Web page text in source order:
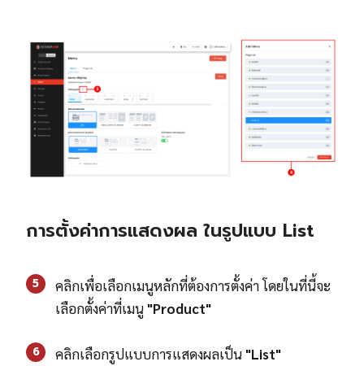
การตั้งค่าการแสดงผล ในรูปแบบ List
5
คลิกเพื่อเลือกเมนูหลักที่ต้องการตั้งค่า โดยในที่นี้จะ
เลือกตั้งค่าที่เมนู "Product"
6 คลิกเลือกรูปแบบการแสดงผลเป็น "List"